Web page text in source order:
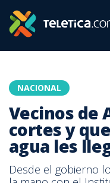
NACIONAL
Vecinos de
cortes y
agua les
Desde el gobierno